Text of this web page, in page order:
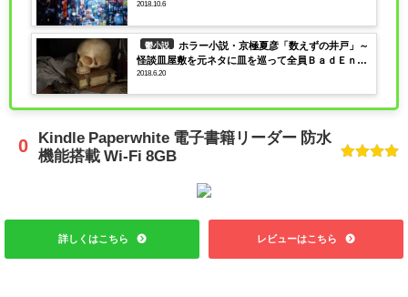
彼らの苦渋の選択にハマれ！
2018.10.6
鬱小説
ホラー小説・京極夏彦「数えずの井戸」～
怪談皿屋敷を元ネタに皿を巡って全員ＢａｄＥｎ
ｄ！
2018.6.20
Kindle Paperwhite 電子書籍リーダー 防水
機能搭載 Wi-Fi 8GB
詳しくはこちら レビューはこちら